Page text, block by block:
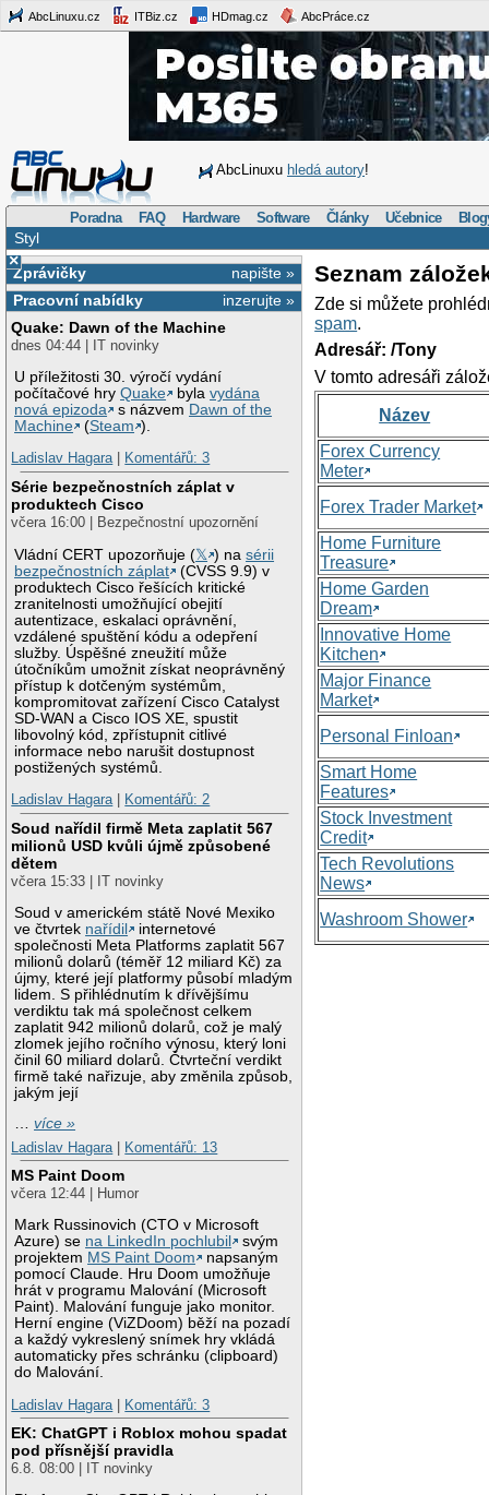
AbcLinuxu.cz ITBiz.cz HDmag.cz AbcPráce.cz
AbcLinuxu hledá autory!
Poradna FAQ Hardware Software Články Učebnice
Styl
×
napište »
Zprávičky
inzerujte »
Pracovní nabídky
Quake: Dawn of the Machine
dnes 04:44 | IT novinky
U příležitosti 30. výročí vydání
počítačové hryQuake bylavydána
nová epizoda
s názvem Dawn of the
Machine
(Steam ).
Ladislav Hagara| Komentářů: 3
Série bezpečnostních záplat v
produktech Cisco
včera 16:00 | Bezpečnostní upozornění
Vládní CERT upozorňuje (𝕏 ) nasérii
bezpečnostních záplat
(CVSS 9.9) v
produktech Cisco řešících kritické
zranitelnosti umožňující obejití
autentizace, eskalaci oprávnění,
vzdálené spuštění kódu a odepření
služby. Úspěšné zneužití může
útočníkům umožnit získat neoprávněný
přístup k dotčeným systémům,
kompromitovat zařízení Cisco Catalyst
SD-WAN a Cisco IOS XE, spustit
libovolný kód, zpřístupnit citlivé
informace nebo narušit dostupnost
postižených systémů.
Ladislav Hagara| Komentářů: 2
Soud nařídil firmě Meta zaplatit 567
milionů USD kvůli újmě způsobené
dětem
včera 15:33 | IT novinky
Soud v americkém státě Nové Mexiko
ve čtvrtek nařídil
internetové
společnosti Meta Platforms zaplatit 567
milionů dolarů (téměř 12 miliard Kč) za
újmy, které její platformy působí mladým
lidem. S přihlédnutím k dřívějšímu
verdiktu tak má společnost celkem
zaplatit 942 milionů dolarů, což je malý
zlomek jejího ročního výnosu, který loni
činil 60 miliard dolarů. Čtvrteční verdikt
firmě také nařizuje, aby změnila způsob,
jakým její
…více »
Ladislav Hagara
Komentářů: 13
MS Paint Doom
včera 12:44 | Humor
Mark Russinovich (CTO v Microsoft
Azure) se na LinkedIn pochlubil
svým
projektem MS Paint Doom
napsaným
pomocí Claude. Hru Doom umožňuje
hrát v programu Malování (Microsoft
Paint). Malování funguje jako monitor.
Herní engine (ViZDoom) běží na pozadí
a každý vykreslený snímek hry vkládá
automaticky přes schránku (clipboard)
do Malování.
Ladislav Hagara
Komentářů: 3
EK: ChatGPT i Roblox mohou spadat
pod přísnější pravidla
6.8. 08:00 | IT novinky
Seznam
Zde si můžete
spam.
Adresář: /Tony
V tomto adresáři
Název
Forex Currency
Meter
Forex Trader Market
Home Furniture
Treasure
Home Garden
Dream
Innovative Home
Kitchen
Major Finance
Market
Personal Finloan
Smart Home
Features
Stock Investment
Credit
Tech Revolutions
News
Washroom Shower